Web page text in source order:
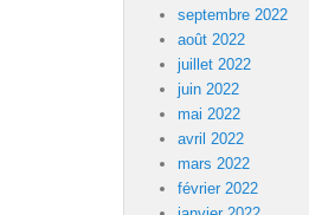
septembre 2022
août 2022
juillet 2022
juin 2022
mai 2022
avril 2022
mars 2022
février 2022